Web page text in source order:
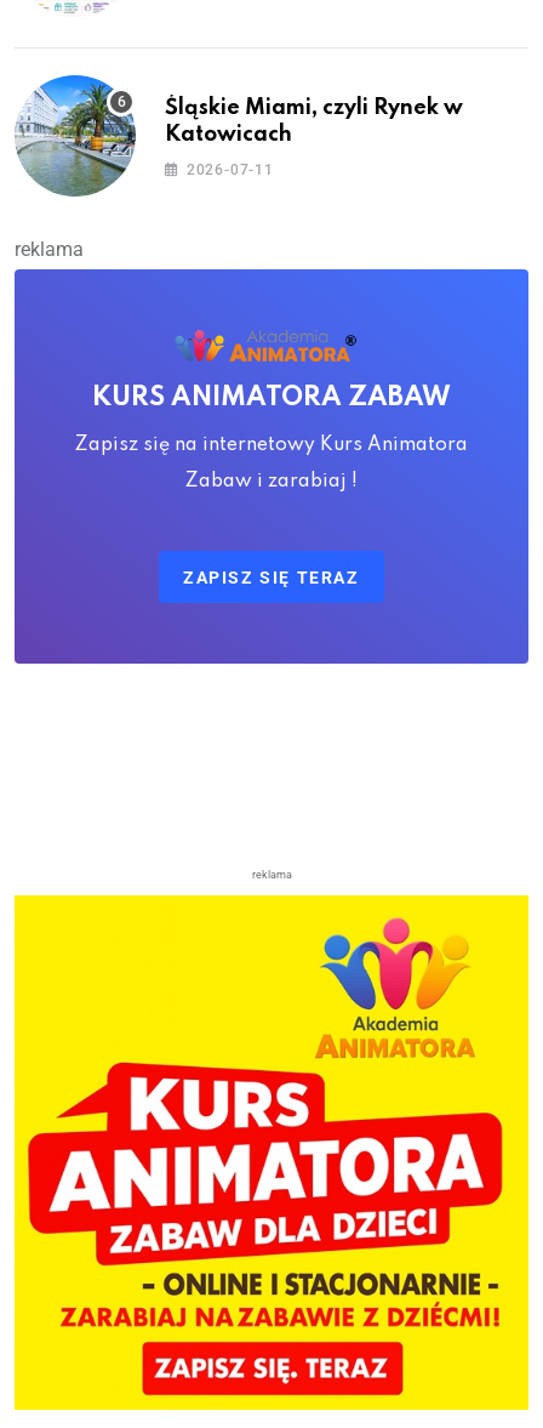
Śląskie Miami, czyli Rynek w
Katowicach
2026-07-11
reklama
KURS ANIMATORA ZABAW
Zapisz się na internetowy Kurs Animatora
Zabaw i zarabiaj !
ZAPISZ SIĘ TERAZ
reklama